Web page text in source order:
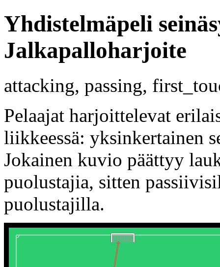
Yhdistelmäpeli
Jalkapalloharjoite
attacking, passing,
Pelaajat harjoittelevat
liikkeessä: yksinkertainen
Jokainen kuvio päättyy
puolustajia, sitten
puolustajilla.